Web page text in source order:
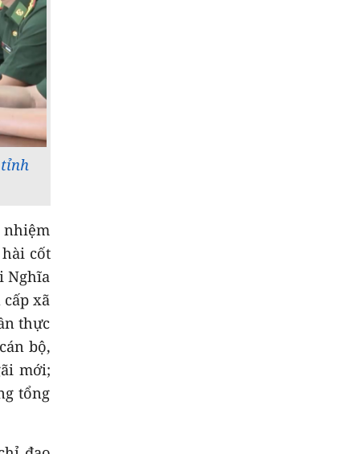
nhiệm
cốt
Nghĩa
xã
thực
bộ,
mới;
tổng